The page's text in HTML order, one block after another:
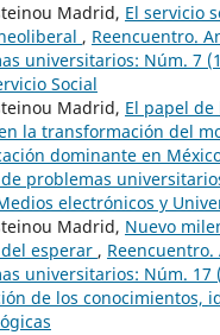
Madrid, El servicio
, Reencuentro.
universitarios: Núm. 7
Social
Madrid, El papel
la transformación del
dominante en
problemas
electrónicos y
Madrid, Nuevo
esperar ,
universitarios: Núm. 17
de los conocimientos,